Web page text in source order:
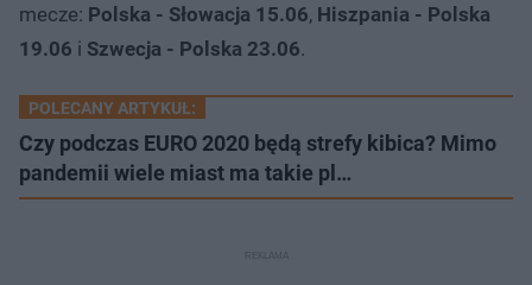
mecze: Polska - Słowacja 15.06, Hiszpania - Polska
19.06 i Szwecja - Polska 23.06.
POLECANY ARTYKUŁ:
Czy podczas EURO 2020 będą strefy kibica? Mimo
pandemii wiele miast ma takie pl…